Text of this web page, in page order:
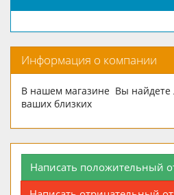
Информация о компании
В нашем магазине Вы найдете
ваших близких
Написать положительный